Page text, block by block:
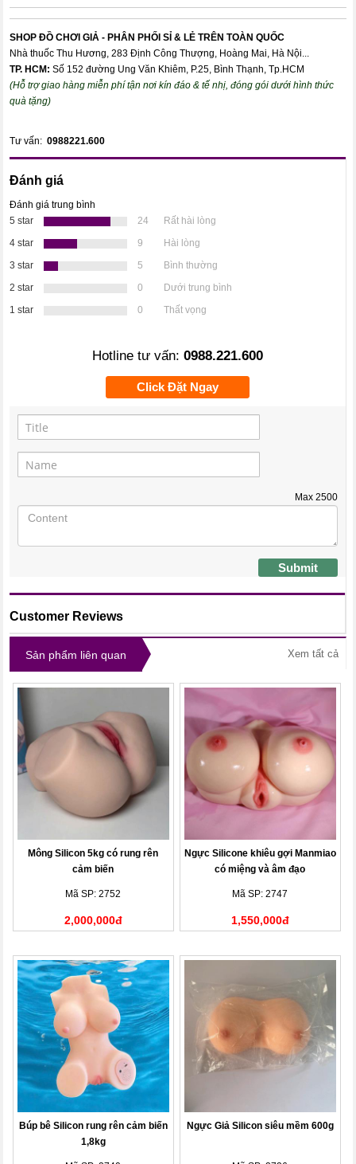
SHOP ĐỒ CHƠI GIẢ - PHÂN PHỐI SỈ & LẺ TRÊN TOÀN QUỐC
Nhà thuốc Thu Hương, 283 Định Công Thượng, Hoàng Mai, Hà Nội...
TP. HCM: Số 152 đường Ung Văn Khiêm, P.25, Bình Thạnh, Tp.HCM
(Hỗ trợ giao hàng miễn phí tận nơi kín đáo & tế nhị, đóng gói dưới hình thức
quà tặng)
Tư vấn:0988221.600
Đánh giá
Đánh giá trung bình
5 star
24
Rất hài lòng
4 star
9
Hài lòng
3 star
5
Bình thường
2 star
0
Dưới trung bình
1 star
0 Thất vọng
Hotline tư vấn: 0988.221.600
Click Đặt Ngay
Max 2500
Submit
Customer Reviews
Sản phẩm liên quan Xem tất cả
Mông Silicon 5kg có rung rên
cảm biến
Mã SP: 2752
2,000,000đ
Ngực Silicone khiêu gợi Manmiao
có miệng và âm đạo
Mã SP: 2747
1,550,000đ
Búp bê Silicon rung rên cảm biến
1,8kg
Ngực Giả Silicon siêu mềm 600g